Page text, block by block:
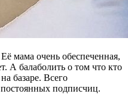
мама очень обеспеченная,
А балаболить о том что кто
базаре. Всего
подписчиц.